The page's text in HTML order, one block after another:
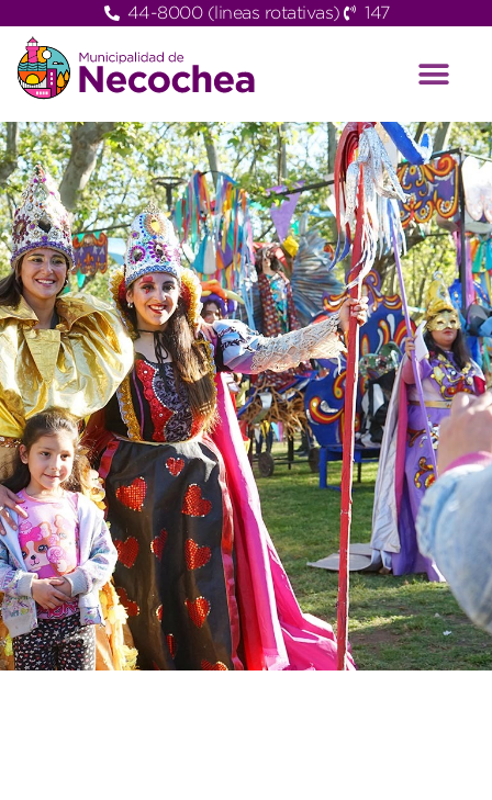
44-8000 (lineas rotativas) 147